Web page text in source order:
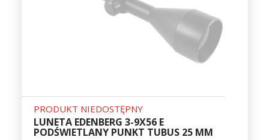
PRODUKT NIEDOSTĘPNY
LUNETA EDENBERG 3-9X56 E
PODŚWIETLANY PUNKT TUBUS 25 MM